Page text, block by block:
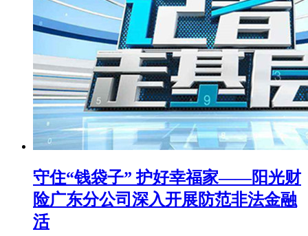
守住“钱袋子” 护好幸福家——阳光财
险广东分公司深入开展防范非法金融
活